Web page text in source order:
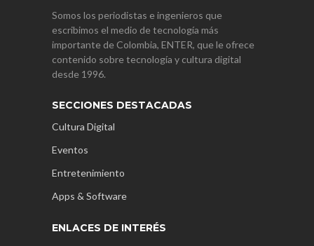
Somos los periodistas e ingenieros que
escribimos el medio de tecnología más
importante de Colombia, ENTER, que le ofrece
contenido sobre tecnología y cultura digital
desde 1996.
SECCIONES DESTACADAS
Cultura Digital
Eventos
Entretenimiento
Apps & Software
ENLACES DE INTERÉS